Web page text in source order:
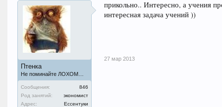
Птенка
Не поминайте ЛОХОМ…
Сообщения:
846
Род занятий:
экономист
Адрес:
Ессентуки
прикольно.. Интересно, а учения
интересная задача учений ))
27 мар 2013